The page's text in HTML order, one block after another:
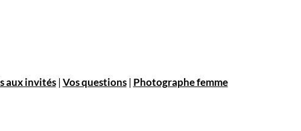
aux invités|Vos questions| Photographe femme